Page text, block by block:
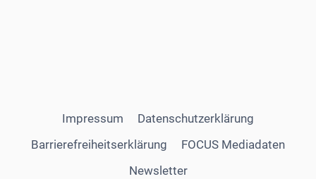
Impressum
Datenschutzerklärung
Barrierefreiheitserklärung
FOCUS Mediadaten
Newsletter